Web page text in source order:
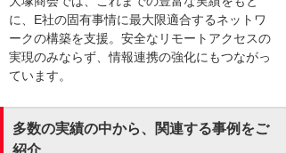
に、E社の固有事情に最大限適合するネットワ
ークの構築を支援。安全なリモートアクセスの
実現のみならず、情報連携の強化にもつながっ
ています。
多数の実績の中から、関連する事例をご
紹介